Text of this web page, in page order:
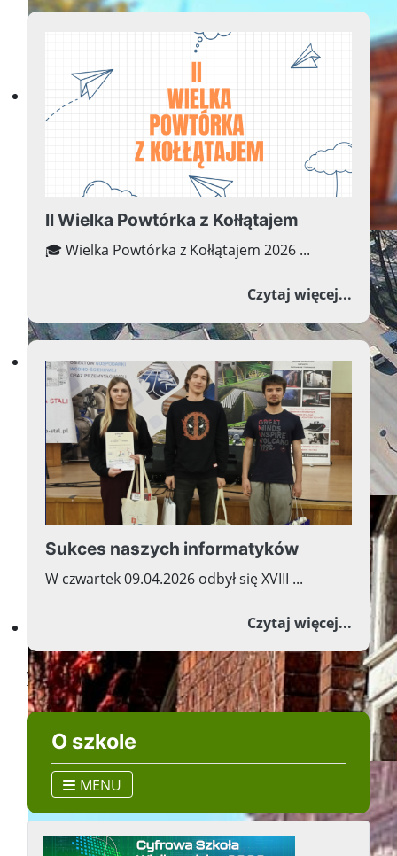
Przyszłość w nauce, nauka
Przyszłość w nauce, nauka
Przyszłość w nauce, nauka
O szkole
MENU
II Wielka Powtórka z Kołłątajem
🎓 Wielka Powtórka z Kołłątajem 2026 ...
Czytaj więcej...o II
Sukces naszych informatyków
W czwartek 09.04.2026 odbył się XVIII ...
Czytaj więcej...o
Wiecej aktualności